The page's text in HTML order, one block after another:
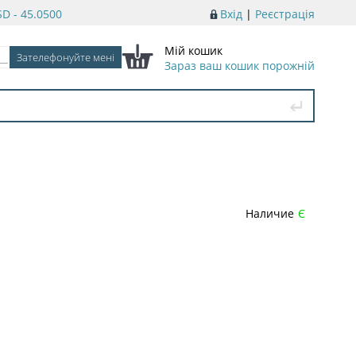
Вхід | Реєстрація
- 45.0500
Мій кошик
Зараз ваш кошик порожній
Наличие Є